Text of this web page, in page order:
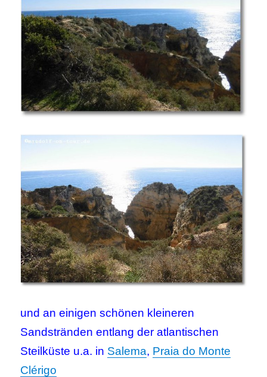
und an einigen schönen kleineren
Sandstränden entlang der atlantischen
Steilküste u.a. in Salema, Praia do Monte
Clérigo